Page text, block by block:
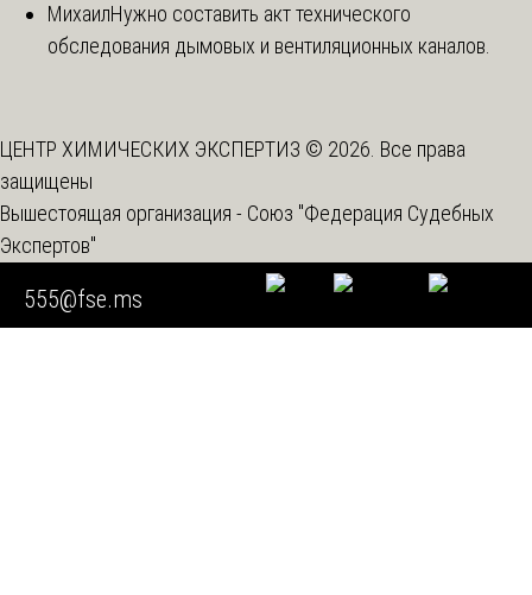
МихаилНужно составить акт технического
обследования дымовых и вентиляционных каналов.
ЦЕНТР ХИМИЧЕСКИХ ЭКСПЕРТИЗ © 2026. Все права
защищены
Вышестоящая организация - Союз "Федерация Судебных
Экспертов"
555@fse.ms